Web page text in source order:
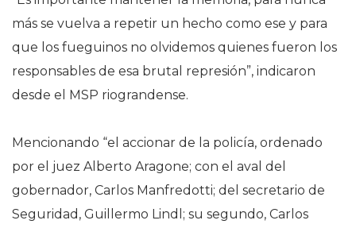
más se vuelva a repetir un hecho como ese y para
que los fueguinos no olvidemos quienes fueron los
responsables de esa brutal represión”, indicaron
desde el MSP riograndense.
Mencionando “el accionar de la policía, ordenado
por el juez Alberto Aragone; con el aval del
gobernador, Carlos Manfredotti; del secretario de
Seguridad, Guillermo Lindl; su segundo, Carlos